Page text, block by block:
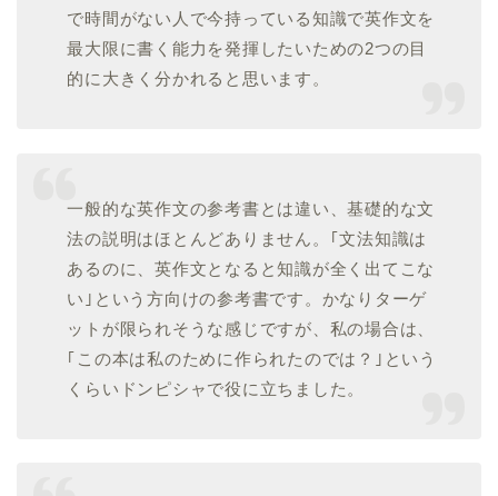
で時間がない人で今持っている知識で英作文を
最大限に書く能力を発揮したいための2つの目
的に大きく分かれると思います。
一般的な英作文の参考書とは違い、基礎的な文
法の説明はほとんどありません。｢文法知識は
あるのに、英作文となると知識が全く出てこな
い｣という方向けの参考書です。かなりターゲ
ットが限られそうな感じですが、私の場合は、
｢この本は私のために作られたのでは？｣という
くらいドンピシャで役に立ちました。